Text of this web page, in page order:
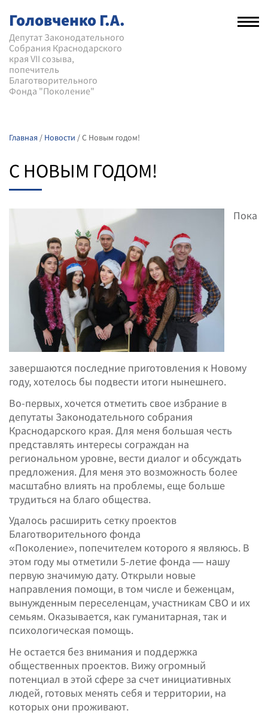
Головченко Г.А.
Депутат Законодательного
Собрания Краснодарского
края VII созыва,
попечитель
Благотворительного
Фонда "Поколение"
Главная / Новости /С Новым годом!
С НОВЫМ ГОДОМ!
Пока
завершаются последние приготовления к Новому
году, хотелось бы подвести итоги нынешнего.
Во-первых, хочется отметить свое избрание в
депутаты Законодательного собрания
Краснодарского края. Для меня большая честь
представлять интересы сограждан на
региональном уровне, вести диалог и обсуждать
предложения. Для меня это возможность более
масштабно влиять на проблемы, еще больше
трудиться на благо общества.
Удалось расширить сетку проектов
Благотворительного фонда
«Поколение», попечителем которого я являюсь. В
этом году мы отметили 5-летие фонда — нашу
первую значимую дату. Открыли новые
направления помощи, в том числе и беженцам,
вынужденным переселенцам, участникам СВО и их
семьям. Оказывается, как гуманитарная, так и
психологическая помощь.
Не остается без внимания и поддержка
общественных проектов. Вижу огромный
потенциал в этой сфере за счет инициативных
людей, готовых менять себя и территории, на
которых они проживают.